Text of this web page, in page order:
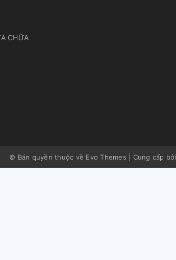
CHỮA
© Bản quyền thuộc về Evo Themes Cung cấp bởi